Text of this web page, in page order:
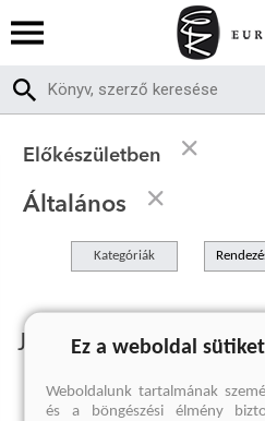
Előkészületben
Általános
Kategóriák
Jelenleg nincs
Ez a weboldal
Weboldalunk tartalmának
és a böngészési élmény